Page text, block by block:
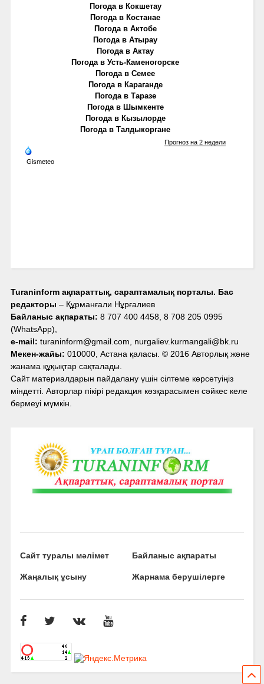
Погода в Кокшетау
Погода в Костанае
Погода в Актобе
Погода в Атырау
Погода в Актау
Погода в Усть-Каменогорске
Погода в Семее
Погода в Караганде
Погода в Таразе
Погода в Шымкенте
Погода в Кызылорде
Погода в Талдыкоргане
Gismeteo
Прогноз на 2 недели
Turaninform ақпараттық, сараптамалық порталы. Бас
редакторы – Құрманғали Нұрғалиев
Байланыс ақпараты: 8 707 400 4458, 8 708 205 0995
(WhatsApp),
e-mail: turaninform@gmail.com, nurgaliev.kurmangali@bk.ru
Мекен-жайы: 010000, Астана қаласы. © 2016 Авторлық және
жанама құқықтар сақталады.
Сайт материалдарын пайдалану үшін сілтеме көрсетуіңіз
міндетті. Авторлар пікірі редакция көзқарасымен сәйкес келе
бермеуі мүмкін.
Сайт туралы мәлімет Байланыс ақпараты
Жаңалық ұсыну Жарнама берушілерге